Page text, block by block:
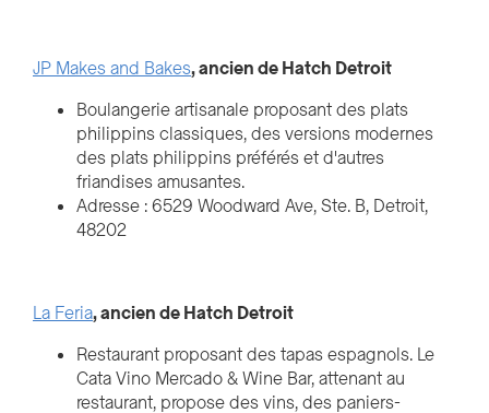
JP Makes and Bakes, ancien de Hatch Detroit
Boulangerie artisanale proposant des plats
philippins classiques, des versions modernes
des plats philippins préférés et d'autres
friandises amusantes.
Adresse : 6529 Woodward Ave, Ste. B, Detroit,
48202
La Feria, ancien de Hatch Detroit
Restaurant proposant des tapas espagnols. Le
Cata Vino Mercado & Wine Bar, attenant au
restaurant, propose des vins, des paniers-